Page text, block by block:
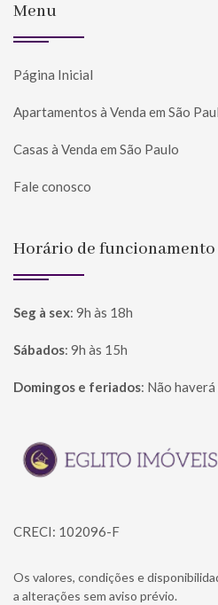
Menu
Página Inicial
Apartamentos à Venda em São
Casas à Venda em São Paulo
Fale conosco
Horário de funcionamento
Seg à sex: 9h às 18h
Sábados: 9h às 15h
Domingos e feriados: Não
Página inicial
CRECI: 102096-F
Os valores, condições e
a alterações sem aviso prévio.